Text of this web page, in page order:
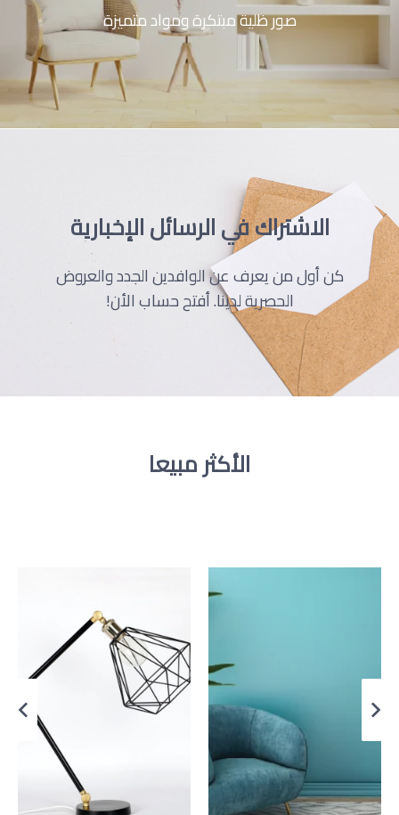
صور ظلية مبتكرة ومواد متميزة
الاشتراك في الرسائل الإخبارية
كن أول من يعرف عن الوافدين الجدد والعروض
الحصرية لدينا. أفتح حساب الأن!
الأكثر مبيعا